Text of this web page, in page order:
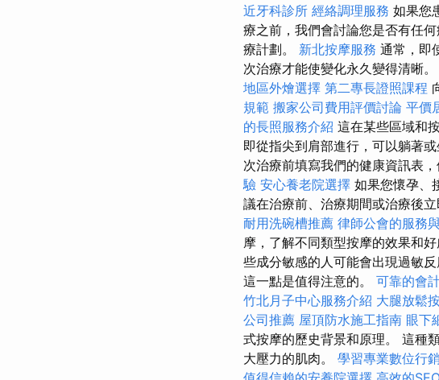
近牙科診所 經絡調理服務 如果您
療之前，我們會討論您是否有任
療計劃。 新北按摩服務 通常，即
次治療才能使變化永久變得清晰。
地區外燴選擇 第二專長證照課程
規範 搬家公司費用評價討論 平價
的長照服務介紹 這在某些區域和
即從指尖到肩部進行，可以躺著或
次治療前填寫我們的健康資訊表
驗 安心養老院選擇 如果您懷孕、
議在治療前、治療期間或治療後立
耐用洗碗槽推薦 律師公會的服務
摩，了解不同類型按摩的效果和
些成分敏感的人可能會出現過敏反
這一點是值得注意的。 可靠的會
竹北月子中心服務介紹 大腿放鬆
公司推薦 屋頂防水施工指南 眼下
式按摩的歷史背景和原理。 這種
大壓力的肌肉。 學習專業數位行